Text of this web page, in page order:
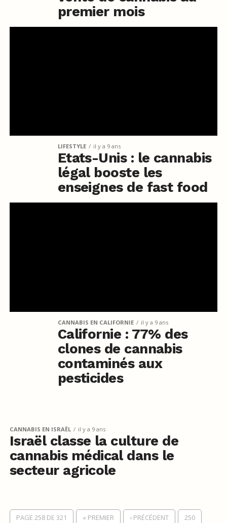
premier mois
LIFESTYLE il y a 9 ans
Etats-Unis : le cannabis
légal booste les
enseignes de fast food
CANNABIS EN CALIFORNIE il y a 9 ans
Californie : 77% des
clones de cannabis
contaminés aux
pesticides
CANNABIS EN ISRAËL il y a 9 ans
Israël classe la culture de
cannabis médical dans le
secteur agricole
PAGE 258 DE 321 « PREMIER ‹ PRÉCÉDENT
250